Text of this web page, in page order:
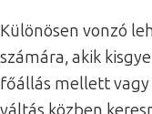
Különösen vonzó
számára, akik
főállás mellett